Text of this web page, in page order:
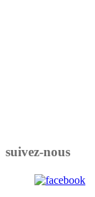
suivez-nous